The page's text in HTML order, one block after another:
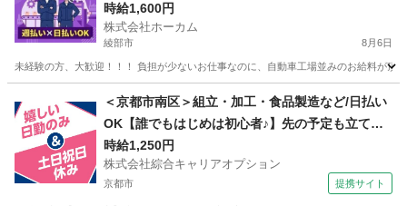
時給1,600円
株式会社ホーカム
綾部市 8月6日
未経験の方、大歓迎！！！ 負担が少ないお仕事なのに、自動車工場並みのお給料が
工場 ライン
＜京都市南区＞組立・加工・食品製造など/日払い
OK【誰でもはじめは初心者♪】先の予定も立てや
すい♪土日祝休！ちょこっと残業あり♪
時給1,250円
株式会社綜合キャリアオプション
京都市 提携サイト